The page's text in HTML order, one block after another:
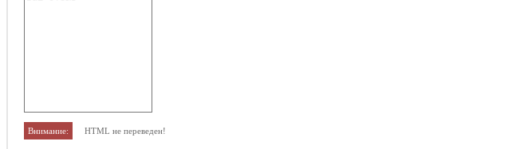
Внимание: HTML не переведен!